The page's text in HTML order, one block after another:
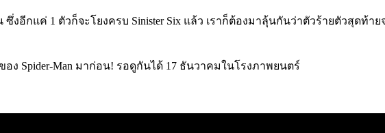
กแค่ 1 ตัวก็จะโยงครบ Sinister Six แล้ว เราก็ต้องมาลุ้นกันว่าตัวร้ายตัวสุดท้ายจ
อง Spider-Man มาก่อน! รอดูกันได้ 17 ธันวาคมในโรงภาพยนตร์